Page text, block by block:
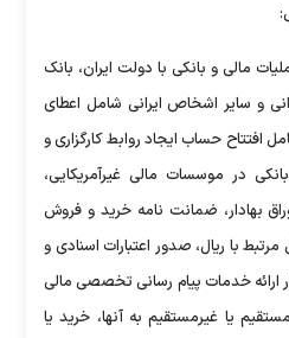
مالی و بانکی با دولت ایران، بانک
و سایر اشخاص ایرانی شامل اعطای
افتتاح حساب ایجاد روابط کارگزاری و
در موسسات مالی غیرآمریکایی،
بهادار، ضمانت نامه خرید و فروش
با ریال، صدور اعتبارات اسنادی و
ارائه خدمات پیام رسانی تخصصی مالی
یا غیرمستقیم به آنها، خرید یا